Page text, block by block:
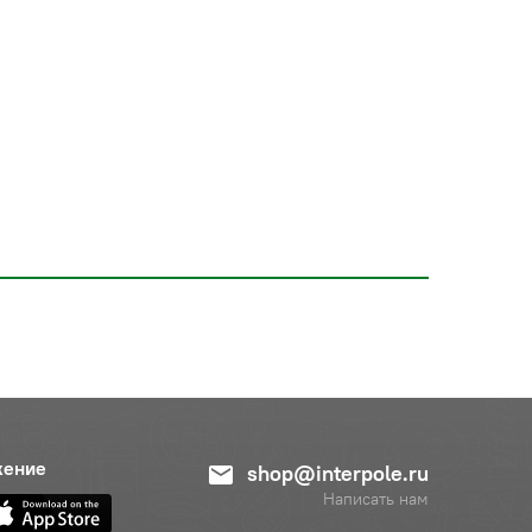
shop@interpole.ru
Написать нам